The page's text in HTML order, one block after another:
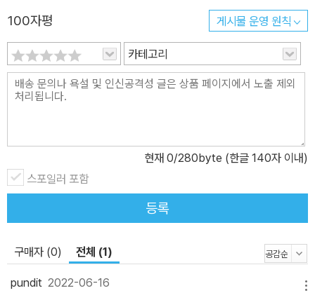
100자평 게시물 운영 원칙
카테고리
현재 0/280byte (한글 140자 이내)
스포일러 포함
등록
구매자 (0) 전체 (1)
pundit 2022-06-16